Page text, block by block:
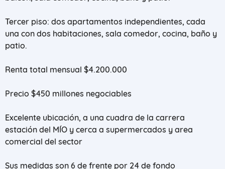
Tercer piso: dos apartamentos independientes, cada
una con dos habitaciones, sala comedor, cocina, baño y
patio.
Renta total mensual $4.200.000
Precio $450 millones negociables
Excelente ubicación, a una cuadra de la carrera
estación del MÍO y cerca a supermercados y area
comercial del sector
Sus medidas son 6 de frente por 24 de fondo